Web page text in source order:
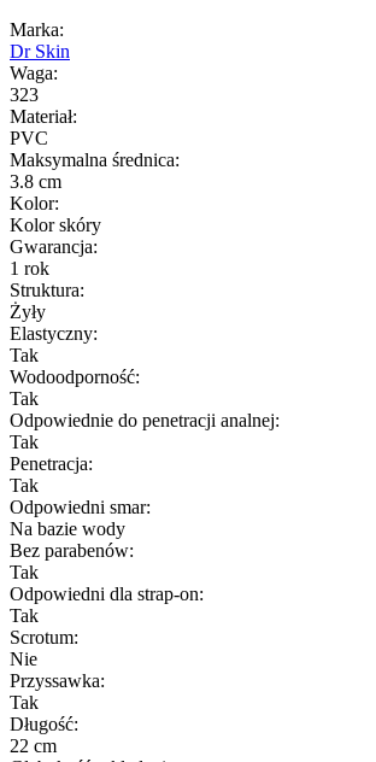
Marka:
Dr Skin
Waga:
323
Materiał:
PVC
Maksymalna średnica:
3.8 cm
Kolor:
Kolor skóry
Gwarancja:
1 rok
Struktura:
Żyły
Elastyczny:
Tak
Wodoodporność:
Tak
Odpowiednie do penetracji analnej:
Tak
Penetracja:
Tak
Odpowiedni smar:
Na bazie wody
Bez parabenów:
Tak
Odpowiedni dla strap-on:
Tak
Scrotum:
Nie
Przyssawka:
Tak
Długość:
22 cm